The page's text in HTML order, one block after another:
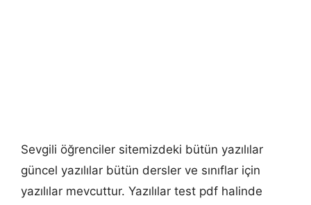
Sevgili öğrenciler sitemizdeki bütün yazılılar
güncel yazılılar bütün dersler ve sınıflar için
yazılılar mevcuttur. Yazılılar test pdf halinde